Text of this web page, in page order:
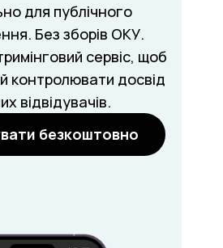
для публічного
Без зборів ОКУ.
сервіс, щоб
контролювати досвід
відвідувачів.
безкоштовно